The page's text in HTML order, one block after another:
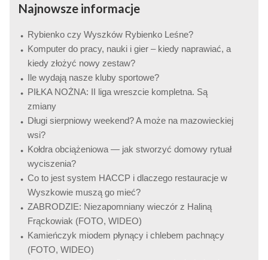
Najnowsze informacje
Rybienko czy Wyszków Rybienko Leśne?
Komputer do pracy, nauki i gier – kiedy naprawiać, a
kiedy złożyć nowy zestaw?
Ile wydają nasze kluby sportowe?
PIŁKA NOŻNA: II liga wreszcie kompletna. Są
zmiany
Długi sierpniowy weekend? A może na mazowieckiej
wsi?
Kołdra obciążeniowa — jak stworzyć domowy rytuał
wyciszenia?
Co to jest system HACCP i dlaczego restauracje w
Wyszkowie muszą go mieć?
ZABRODZIE: Niezapomniany wieczór z Haliną
Frąckowiak (FOTO, WIDEO)
Kamieńczyk miodem płynący i chlebem pachnący
(FOTO, WIDEO)